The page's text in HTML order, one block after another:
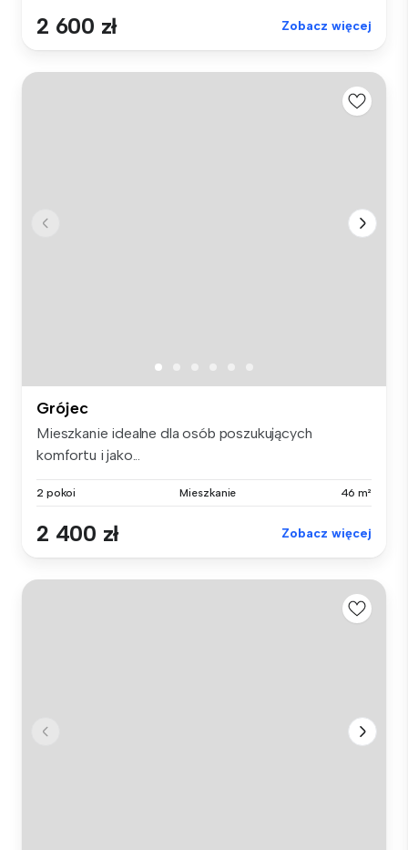
2 600 zł Zobacz więcej
Grójec
Mieszkanie idealne dla osób poszukujących
komfortu i jako...
2 pokoi Mieszkanie 46 m²
2 400 zł Zobacz więcej